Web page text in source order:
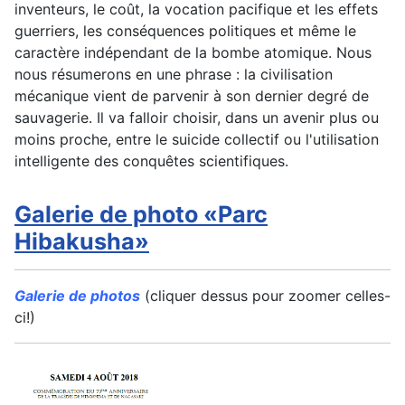
inventeurs, le coût, la vocation pacifique et les effets
guerriers, les conséquences politiques et même le
caractère indépendant de la bombe atomique. Nous
nous résumerons en une phrase : la civilisation
mécanique vient de parvenir à son dernier degré de
sauvagerie. Il va falloir choisir, dans un avenir plus ou
moins proche, entre le suicide collectif ou l'utilisation
intelligente des conquêtes scientifiques.
Galerie de photo «Parc
Hibakusha»
Galerie de photos (cliquer dessus pour zoomer celles-
ci!)